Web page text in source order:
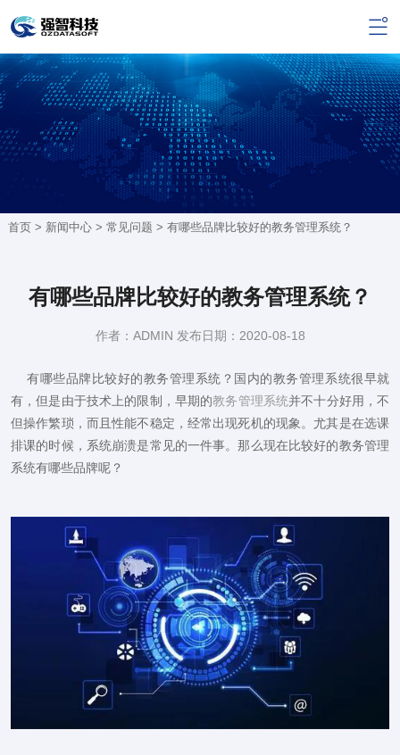
首页 > 新闻中心> 常见问题 > 有哪些品牌比较好的教务管理系统？
有哪些品牌比较好的教务管理系统？
作者：ADMIN 发布日期：2020-08-18
有哪些品牌比较好的教务管理系统？国内的教务管理系统很早就
有，但是由于技术上的限制，早期的教务管理系统并不十分好用，不
但操作繁琐，而且性能不稳定，经常出现死机的现象。尤其是在选课
排课的时候，系统崩溃是常见的一件事。那么现在比较好的教务管理
系统有哪些品牌呢？